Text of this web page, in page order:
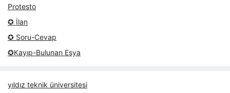
Protesto
✪ İlan
✪ Soru-Cevap
✪Kayıp-Bulunan Eşya
yıldız teknik üniversitesi